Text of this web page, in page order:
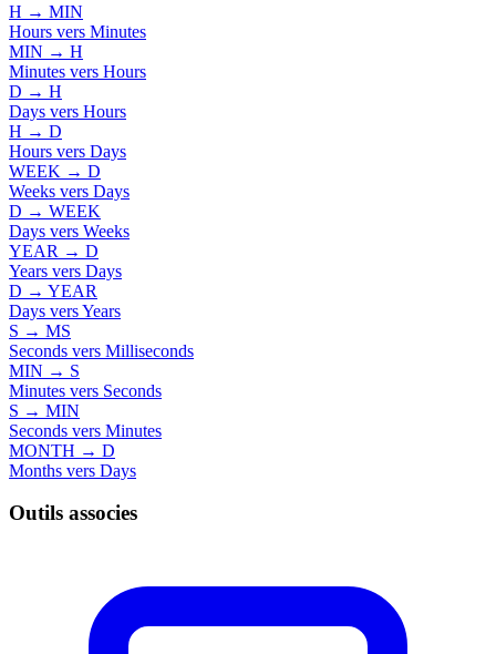
H → MIN
Hours vers Minutes
MIN → H
Minutes vers Hours
D → H
Days vers Hours
H → D
Hours vers Days
WEEK → D
Weeks vers Days
D → WEEK
Days vers Weeks
YEAR → D
Years vers Days
D → YEAR
Days vers Years
S → MS
Seconds vers Milliseconds
MIN → S
Minutes vers Seconds
S → MIN
Seconds vers Minutes
MONTH → D
Months vers Days
Outils associes